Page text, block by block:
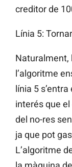
creditor de
Línia 5:
Naturalment,
l’algoritme
línia 5
interés que
del no-res
ja que pot
L’algoritme